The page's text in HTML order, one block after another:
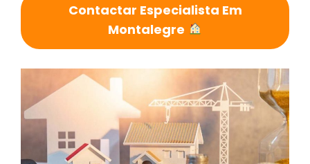
Contactar Especialista Em
Montalegre